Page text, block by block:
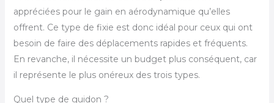
appréciées pour le gain en aérodynamique qu’elles
offrent. Ce type de fixie est donc idéal pour ceux qui ont
besoin de faire des déplacements rapides et fréquents.
En revanche, il nécessite un budget plus conséquent, car
il représente le plus onéreux des trois types.
Quel type de guidon ?